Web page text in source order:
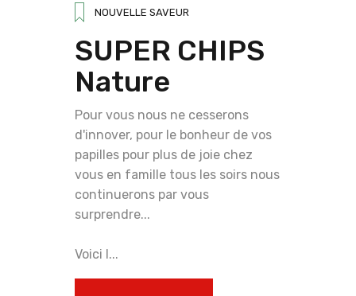
NOUVELLE SAVEUR
SUPER CHIPS
Nature
Pour vous nous ne cesserons
d'innover, pour le bonheur de vos
papilles pour plus de joie chez
vous en famille tous les soirs nous
continuerons par vous
surprendre...
Voici l...